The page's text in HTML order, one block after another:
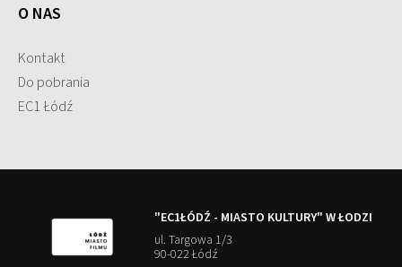
O NAS
Kontakt
Do pobrania
EC1 Łódź
"EC1ŁÓDŹ - MIASTO KULTURY" W ŁODZI
ul. Targowa 1/3
90-022 Łódź